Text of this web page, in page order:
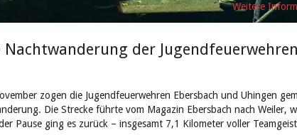
Nachtwanderung der
zogen die Jugendfeuerwehren Ebersbach und Uhingen
Die Strecke führte vom Magazin Ebersbach nach Weiler,
Pause ging es zurück – insgesamt 7,1 Kilometer voller
Weitere